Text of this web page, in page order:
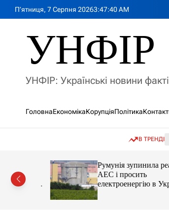
П’ятниця, 7 Серпня 20263:47:42AM
УНФІР
УНФІР: Українські новини
ГоловнаЕкономікаКорупціяПолітика
В ТРЕНДІ
цін і
Румунія зупинила
АЕС і просить
електроенергію в